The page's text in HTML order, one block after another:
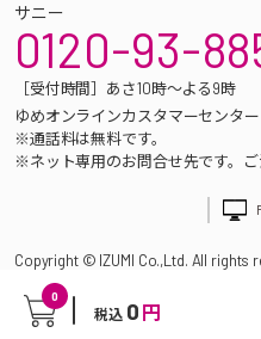
0
税込 0 円
サニー
0120-93-
［受付時間］あさ10時～よる9時
ゆめオンラインカスタマーセンター
※通話料は無料です。
※ネット専用のお問合せ先です。ご
Copyright © IZUMI Co.,Ltd. All rights